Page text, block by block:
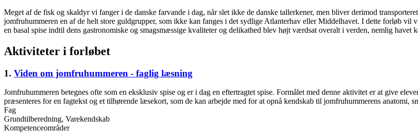
Meget af de fisk og skaldyr vi fanger i de danske farvande i dag, når slet ikke de danske tallerkener, men bliver derimod
jomfruhummeren en af de helt store guldgrupper, som ikke kan fanges i det sydlige Atlanterhav eller Middelhavet. I dette forløb vil
en basal spise indtil dens gastronomiske og smagsmæssige kvaliteter og delikathed blev højt værdsat overalt i verden, nemlig havet
Aktiviteter i forløbet
1. Viden om jomfruhummeren - faglig læsning
Jomfruhummeren betegnes ofte som en eksklusiv spise og er i dag en eftertragtet spise. Formålet med denne aktivitet er at give
præsenteres for en fagtekst og et tilhørende læsekort, som de kan arbejde med for at opnå kendskab til jomfruhummerens anatomi,
Fag
Grundtilberedning, Varekendskab
Kompetenceområder